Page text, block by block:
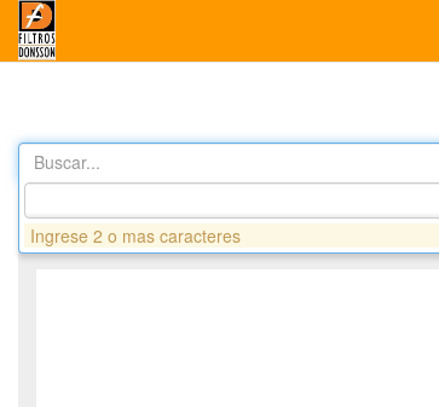
Buscar...
Ingrese 2 o mas caracteres